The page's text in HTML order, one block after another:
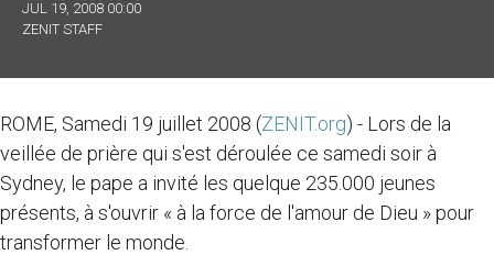
JUL 19, 2008 00:00
ZENIT STAFF
ROME, Samedi 19 juillet 2008 (ZENIT.org) - Lors de la
veillée de prière qui s'est déroulée ce samedi soir à
Sydney, le pape a invité les quelque 235.000 jeunes
présents, à s'ouvrir « à la force de l'amour de Dieu » pour
transformer le monde.